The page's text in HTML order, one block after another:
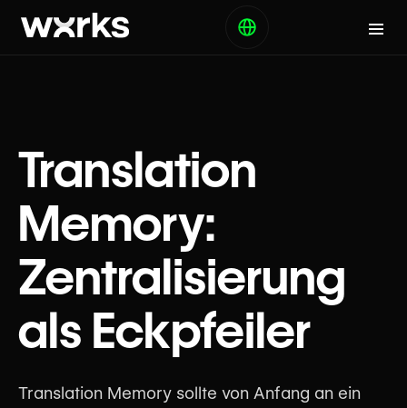
Translation
Memory:
Zentralisierung
als Eckpfeiler
Translation Memory sollte von Anfang an ein